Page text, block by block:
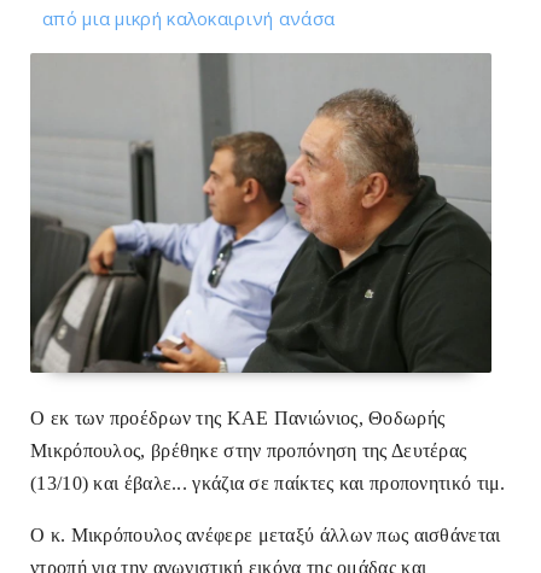
από μια μικρή καλοκαιρινή ανάσα
O εκ των προέδρων της ΚΑΕ Πανιώνιος, Θοδωρής
Μικρόπουλος, βρέθηκε στην προπόνηση της Δευτέρας
(13/10) και έβαλε... γκάζια σε παίκτες και προπονητικό τιμ.
Ο κ. Μικρόπουλος ανέφερε μεταξύ άλλων πως αισθάνεται
ντροπή για την αγωνιστική εικόνα της ομάδας και